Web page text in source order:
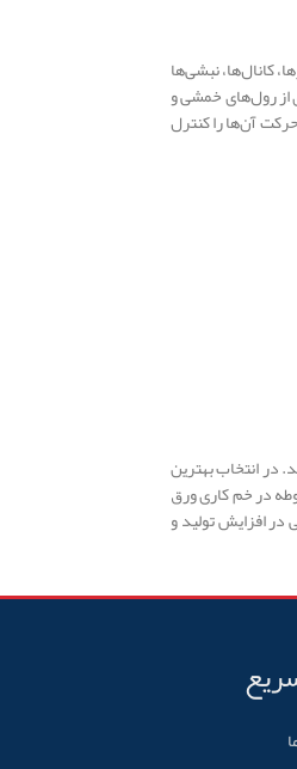
کانال‌ها، نبشی‌ها
از رول‌های خمشی و
آن‌ها را کنترل
در انتخاب بهترین
در خم کاری ورق
در افزایش تولید و